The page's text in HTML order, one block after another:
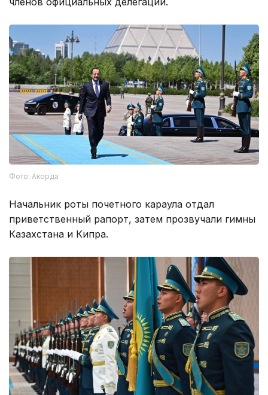
Фото: Акорда
Начальник роты почетного караула отдал
приветственный рапорт, затем прозвучали гимны
Казахстана и Кипра.